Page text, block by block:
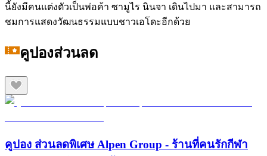
นี้ยังมีคนแต่งตัวเป็นพ่อค้า ซามูไร นินจา เดินไปมา และสามารถ
ชมการแสดงวัฒนธรรมแบบชาวเอโดะอีกด้วย
คูปองส่วนลด
คูปอง ส่วนลดพิเศษ Alpen Group - ร้านที่คนรักกีฬา